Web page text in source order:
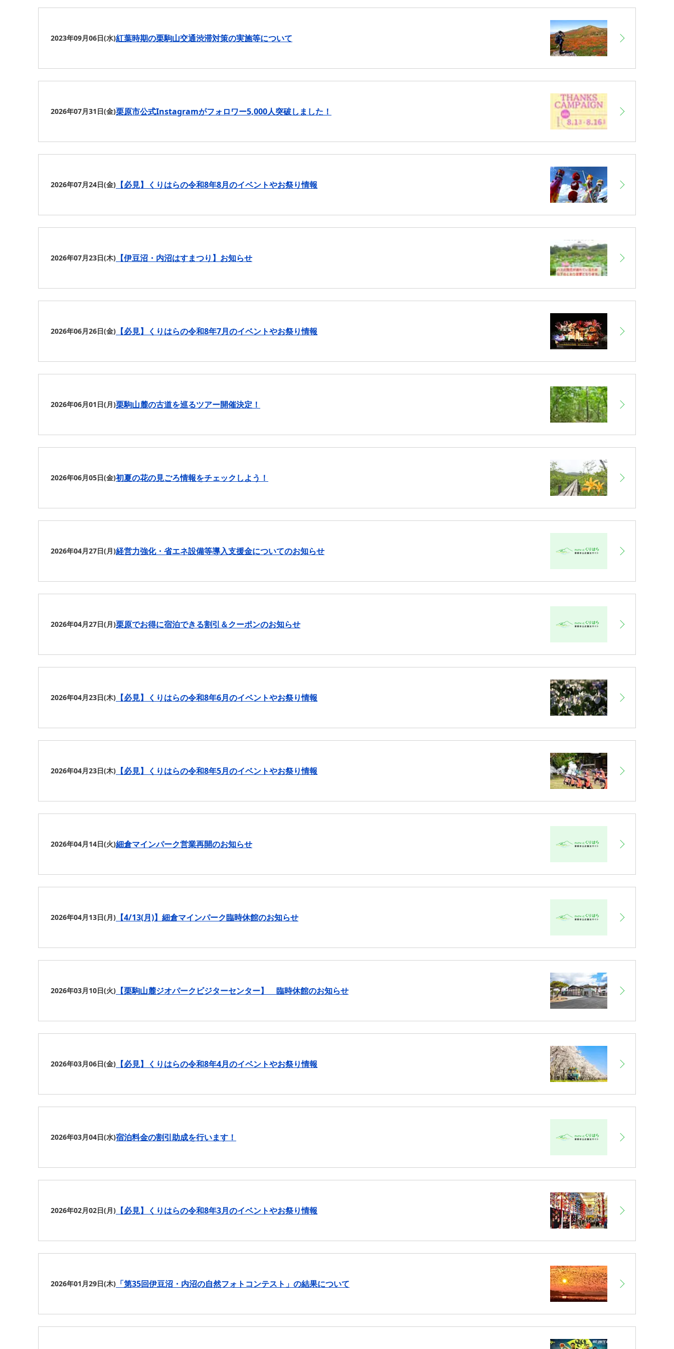
2023年09月06日(水)紅葉時期の栗駒山交通渋滞対策の実施等について
2026年07月31日(金)栗原市公式Instagramがフォロワー5,000人突破しました！
2026年07月24日(金) 【必見】くりはらの令和8年8月のイベントやお祭り情報
2026年07月23日(木) 【伊豆沼・内沼はすまつり】お知らせ
2026年06月26日(金) 【必見】くりはらの令和8年7月のイベントやお祭り情報
2026年06月01日(月)栗駒山麓の古道を巡るツアー開催決定！
2026年06月05日(金)初夏の花の見ごろ情報をチェックしよう！
2026年04月27日(月)経営力強化・省エネ設備等導入支援金についてのお知らせ
2026年04月27日(月)栗原でお得に宿泊できる割引＆クーポンのお知らせ
2026年04月23日(木) 【必見】くりはらの令和8年6月のイベントやお祭り情報
2026年04月23日(木) 【必見】くりはらの令和8年5月のイベントやお祭り情報
2026年04月14日(火)細倉マインパーク営業再開のお知らせ
2026年04月13日(月) 【4/13(月)】細倉マインパーク臨時休館のお知らせ
2026年03月10日(火) 【栗駒山麓ジオパークビジターセンター】 臨時休館のお知らせ
2026年03月06日(金) 【必見】くりはらの令和8年4月のイベントやお祭り情報
2026年03月04日(水)宿泊料金の割引助成を行います！
2026年02月02日(月) 【必見】くりはらの令和8年3月のイベントやお祭り情報
2026年01月29日(木) 「第35回伊豆沼・内沼の自然フォトコンテスト」の結果について